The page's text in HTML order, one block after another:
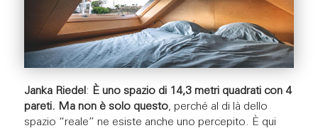
Janka Riedel : È uno spazio di 14,3 metri quadrati con 4
pareti. Ma non è solo questo, perché al di là dello
spazio “reale” ne esiste anche uno percepito. È qui